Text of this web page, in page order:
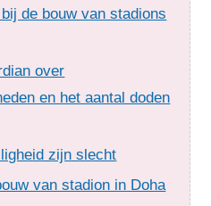
de bouw van stadions
over
en het aantal doden
zijn slecht
van stadion in Doha